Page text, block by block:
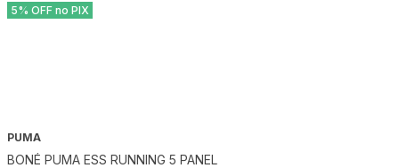
5% OFF no PIX
PUMA
BONÉ PUMA ESS RUNNING 5 PANEL